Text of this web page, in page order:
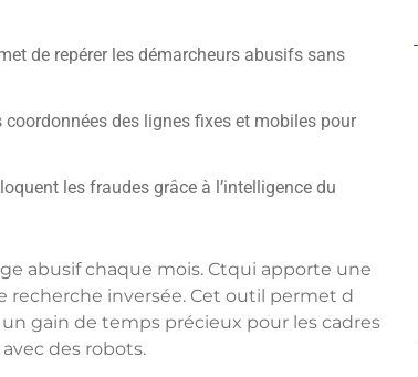
de repérer les démarcheurs abusifs sans
des lignes fixes et mobiles pour
les fraudes grâce à l’intelligence du
abusif chaque mois. Ctqui apporte une
recherche inversée. Cet outil permet d
gain de temps précieux pour les cadres
des robots.